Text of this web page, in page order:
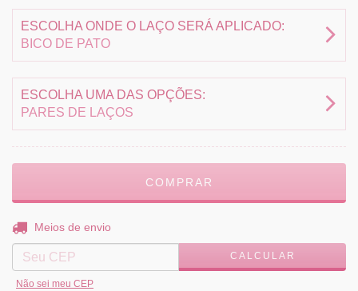
ESCOLHA ONDE O LAÇO SERÁ APLICADO:
BICO DE PATO
ESCOLHA UMA DAS OPÇÕES:
PARES DE LAÇOS
Entregas para o CEP:
Meios de envio
CALCULAR
Não sei meu CEP